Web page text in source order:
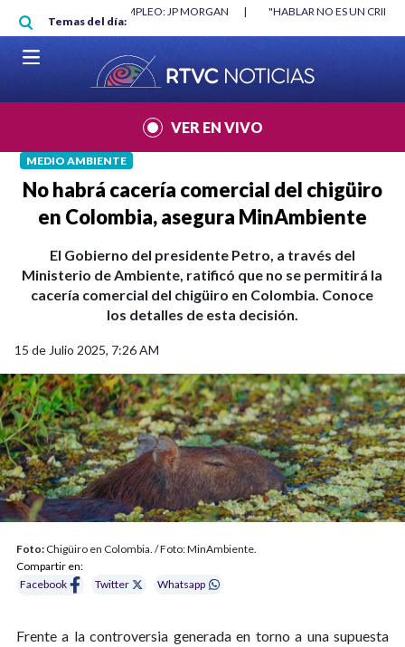
Pasar al contenido principal
Temas del día:
NO DESTRUYÓ EMPLEO: JP MORGAN | "HABLAR NO ES UN
VER EN VIVO
MEDIO AMBIENTE
No habrá cacería comercial del chigüiro
en Colombia, asegura MinAmbiente
El Gobierno del presidente Petro, a través del
Ministerio de Ambiente, ratificó que no se permitirá la
cacería comercial del chigüiro en Colombia. Conoce
los detalles de esta decisión.
15 de Julio 2025, 7:26 AM
Foto: Chigüiro en Colombia. / Foto: MinAmbiente.
Compartir en:
Facebook
Twitter Whatsapp
Frente a la controversia generada en torno a una supuesta